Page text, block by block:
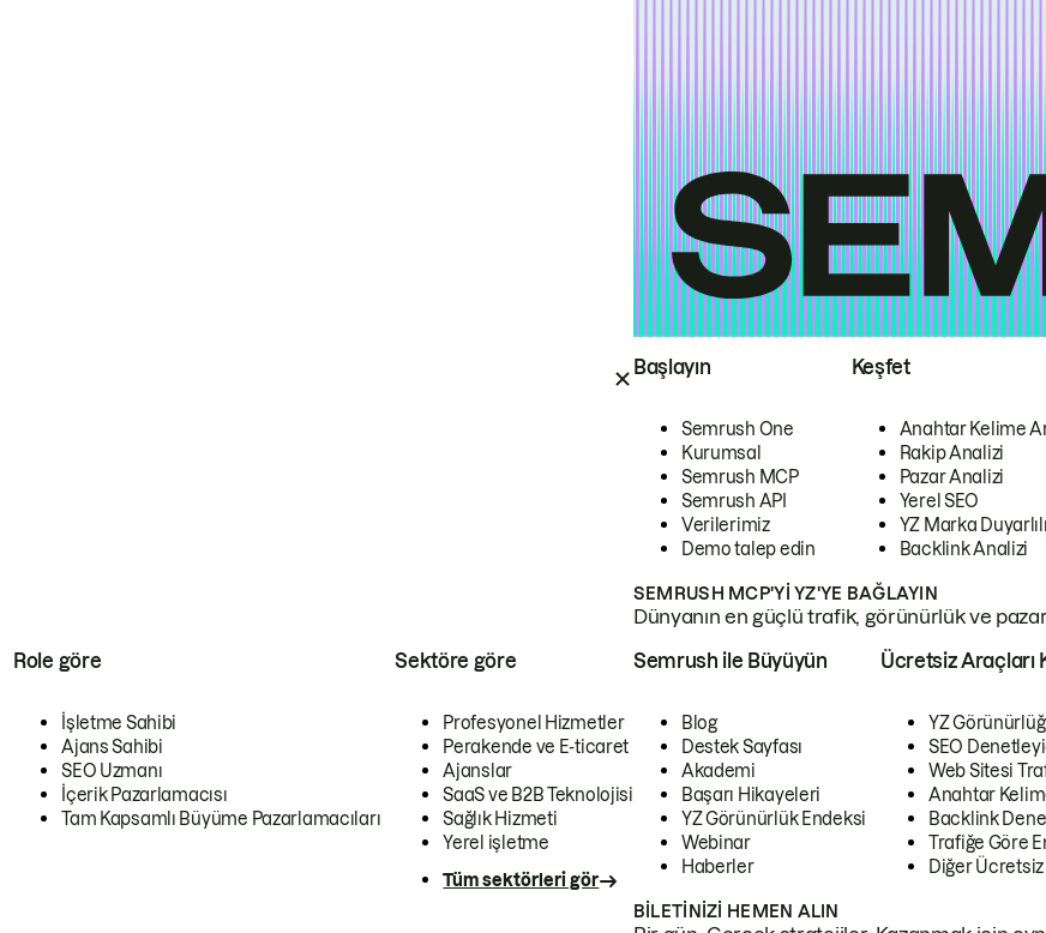
Başlayın
Semrush One
Kurumsal
Semrush MCP
Semrush API
Verilerimiz
Demo talep edin
Keşfet
Anahtar Kelime
Rakip Analizi
Pazar Analizi
Yerel SEO
YZ Marka
Backlink Analizi
SEMRUSH MCP'YI YZ'YE BAĞLAYIN
Dünyanın en güçlü trafik, görünürlük ve
Role göre
İşletme Sahibi
Ajans Sahibi
SEO Uzmanı
İçerik Pazarlamacısı
Tam Kapsamlı Büyüme Pazarlamacıları
Sektöre göre
Profesyonel Hizmetler
Perakende ve E-ticaret
Ajanslar
SaaS ve B2B Teknolojisi
Sağlık Hizmeti
Yerel işletme
Tüm sektörleri gör
Semrush ile Büyüyün
Blog
Destek Sayfası
Akademi
Başarı Hikayeleri
YZ Görünürlük Endeksi
Webinar
Haberler
Ücretsiz Araçları
YZ
SEO
Web Sitesi
Anahtar
Backlink
Trafiğe Göre
Diğer
BILETINIZI HEMEN ALIN